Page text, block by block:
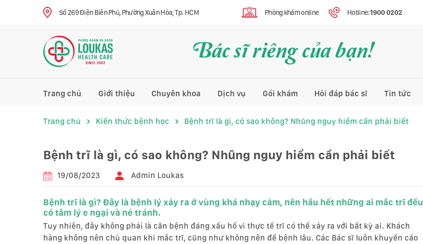
Số 269 Điện Biên Phủ, Phường Xuân Hòa, Tp. HCM Phòng khám online Hotline:1900 0202
Bác sĩ riêng của bạn!
Trang chủ Giới thiệu Chuyên khoa Dịch vụ Gói khám Hỏi đáp bác sĩ Tin tức
Trang chủ Kiến thức bệnh học Bệnh trĩ là gì, có sao không? Nhũng nguy hiểm cần phải biết
Bệnh trĩ là gì, có sao không? Nhũng nguy hiểm cần phải biết
19/08/2023 Admin Loukas
Bệnh trĩ là gì? Đây là bệnh lý xảy ra ở vùng khá nhạy cảm, nên hầu hết những ai mắc trĩ đều
có tâm lý e ngại và né tránh.
Tuy nhiên, đây không phải là căn bệnh đáng xấu hổ vì thực tế trĩ có thể xảy ra với bất kỳ ai. Khách
hàng không nên chủ quan khi mắc trĩ, cũng như không nên để bệnh lâu. Các Bác sĩ luôn khuyến cáo